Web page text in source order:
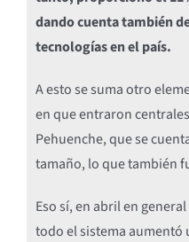
dando cuenta también
tecnologías en el país.
A esto se suma otro
en que entraron
Pehuenche, que se
tamaño, lo que también
Eso sí, en abril en
todo el sistema aumentó